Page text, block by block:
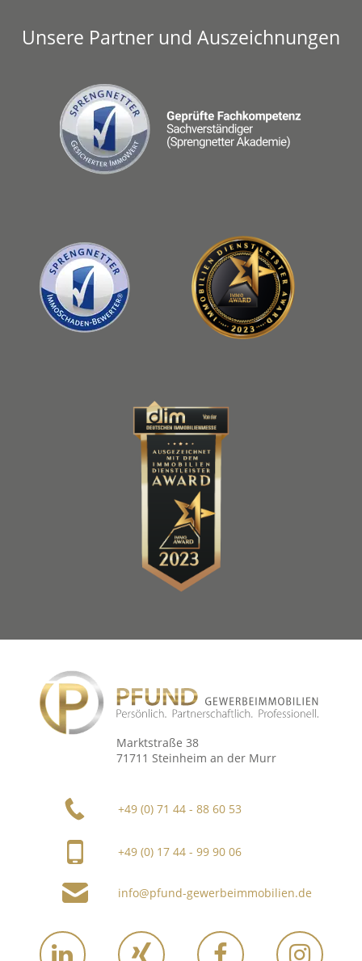
Unsere Partner und Auszeichnungen
Marktstraße 38
71711 Steinheim an der Murr
+49 (0) 71 44 - 88 60 53
+49 (0) 17 44 - 99 90 06
info@pfund-gewerbeimmobilien.de
Link
zu
Link
zu
Link
zu
Link
zu